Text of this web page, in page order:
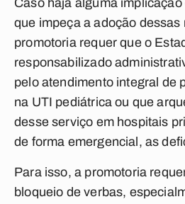
Caso haja alguma
que impeça a adoção dessas
promotoria requer que o
responsabilizado
pelo atendimento integral de
na UTI pediátrica ou que
desse serviço em hospitais
de forma emergencial, as
Para isso, a promotoria
bloqueio de verbas,